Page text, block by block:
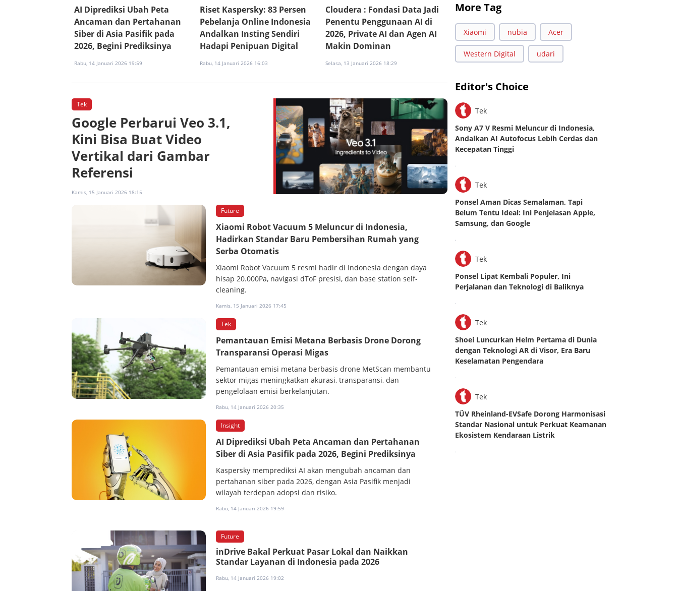
AI Diprediksi Ubah Peta
Ancaman dan Pertahanan
Siber di Asia Pasifik pada
2026, Begini Prediksinya
Rabu, 14 Januari 2026 19:59
Riset Kaspersky: 83 Persen
Pebelanja Online Indonesia
Andalkan Insting Sendiri
Hadapi Penipuan Digital
Rabu, 14 Januari 2026 16:03
Cloudera : Fondasi Data Jadi
Penentu Penggunaan AI di
2026, Private AI dan Agen AI
Makin Dominan
Selasa, 13 Januari 2026 18:29
Tidak Mau Repot Urus Hewan
Peliharaan? Robot Anjing Ini
Bisa Jadi Solusi
Jumat, 09 Januari 2026 16:25
Tek
Google Perbarui Veo 3.1,
Kini Bisa Buat Video
Vertikal dari Gambar
Referensi
Kamis, 15 Januari 2026 18:15
Future
Xiaomi Robot Vacuum 5 Meluncur di Indonesia,
Hadirkan Standar Baru Pembersihan Rumah yang
Serba Otomatis
Xiaomi Robot Vacuum 5 resmi hadir di Indonesia dengan daya
hisap 20.000Pa, navigasi dToF presisi, dan base station self-
cleaning.
Kamis, 15 Januari 2026 17:45
Tek
Pemantauan Emisi Metana Berbasis Drone Dorong
Transparansi Operasi Migas
Pemantauan emisi metana berbasis drone MetScan membantu
sektor migas meningkatkan akurasi, transparansi, dan
pengelolaan emisi berkelanjutan.
Rabu, 14 Januari 2026 20:35
Insight
AI Diprediksi Ubah Peta Ancaman dan Pertahanan
Siber di Asia Pasifik pada 2026, Begini Prediksinya
Kaspersky memprediksi AI akan mengubah ancaman dan
pertahanan siber pada 2026, dengan Asia Pasifik menjadi
wilayah terdepan adopsi dan risiko.
Rabu, 14 Januari 2026 19:59
Future
inDrive Bakal Perkuat Pasar Lokal dan Naikkan
Standar Layanan di Indonesia pada 2026
Rabu, 14 Januari 2026 19:02
More Tag
Xiaomi nubia Acer
Western Digital udari
Editor's Choice
Tek
Sony A7 V Resmi Meluncur di Indonesia,
Andalkan AI Autofocus Lebih Cerdas dan
Kecepatan Tinggi
.
Tek
Ponsel Aman Dicas Semalaman, Tapi
Belum Tentu Ideal: Ini Penjelasan Apple,
Samsung, dan Google
.
Tek
Ponsel Lipat Kembali Populer, Ini
Perjalanan dan Teknologi di Baliknya
.
Tek
Shoei Luncurkan Helm Pertama di Dunia
dengan Teknologi AR di Visor, Era Baru
Keselamatan Pengendara
.
Tek
TÜV Rheinland-EVSafe Dorong Harmonisasi
Standar Nasional untuk Perkuat Keamanan
Ekosistem Kendaraan Listrik
.